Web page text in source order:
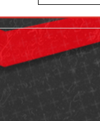
Z
á
p